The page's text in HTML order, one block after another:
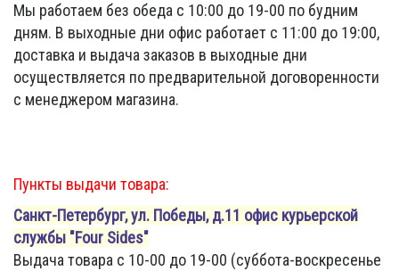
Мы работаем без обеда с 10:00 до 19-00 по будним
дням. В выходные дни офис работает с 11:00 до 19:00,
доставка и выдача заказов в выходные дни
осуществляется по предварительной договоренности
с менеджером магазина.
Пункты выдачи товара:
Санкт-Петербург, ул. Победы, д.11 офис курьерской
службы "Four Sides"
Выдача товара с 10-00 до 19-00 (суббота-воскресенье